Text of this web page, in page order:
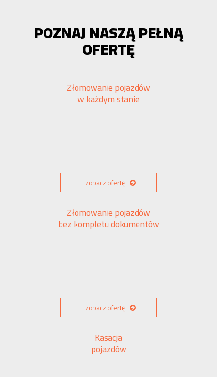
POZNAJ NASZĄ PEŁNĄ
OFERTĘ
Złomowanie pojazdów
w każdym stanie
zobacz ofertę
Złomowanie pojazdów
bez kompletu dokumentów
zobacz ofertę
Kasacja
pojazdów